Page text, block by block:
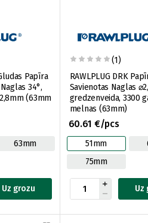
Papīra
34°,
(63mm
63mm
Uz grozu
(1)
RAWLPLUG DRK
Savienotas Naglas
gredzenveida, 3300
melnas (63mm)
60.61 €/pcs
51mm
75mm
Uz